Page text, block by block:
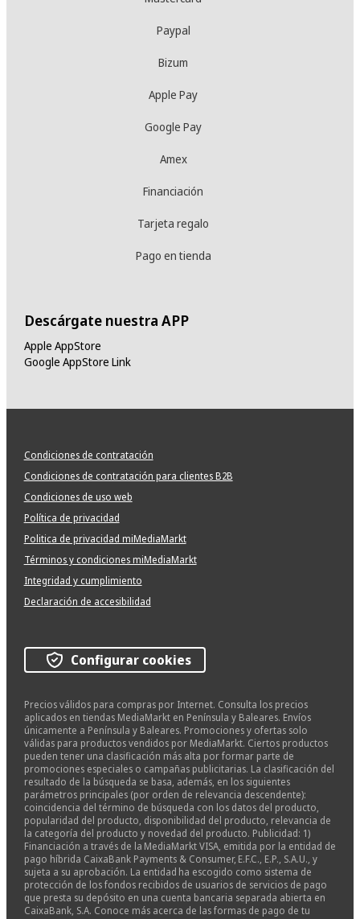
Paypal
Bizum
Apple Pay
Google Pay
Amex
Financiación
Tarjeta regalo
Pago en tienda
Descárgate nuestra APP
Apple AppStore
Google AppStore Link
Condiciones de contratación
Condiciones de contratación para clientes B2B
Condiciones de uso web
Política de privacidad
Politica de privacidad miMediaMarkt
Términos y condiciones miMediaMarkt
Integridad y cumplimiento
Declaración de accesibilidad
Configurar cookies
Precios válidos para compras por Internet. Consulta los precios
aplicados en tiendas MediaMarkt en Península y Baleares. Envíos
únicamente a Península y Baleares. Promociones y ofertas solo
válidas para productos vendidos por MediaMarkt. Ciertos productos
pueden tener una clasificación más alta por formar parte de
promociones especiales o campañas publicitarias. La clasificación del
resultado de la búsqueda se basa, además, en los siguientes
parámetros principales (por orden de relevancia descendente):
coincidencia del término de búsqueda con los datos del producto,
popularidad del producto, disponibilidad del producto, relevancia de
la categoría del producto y novedad del producto. Publicidad: 1)
Financiación a través de la MediaMarkt VISA, emitida por la entidad de
pago híbrida CaixaBank Payments & Consumer, E.F.C., E.P., S.A.U., y
sujeta a su aprobación. La entidad ha escogido como sistema de
protección de los fondos recibidos de usuarios de servicios de pago
que presta su depósito en una cuenta bancaria separada abierta en
CaixaBank, S.A. Conoce más acerca de las formas de pago de tu